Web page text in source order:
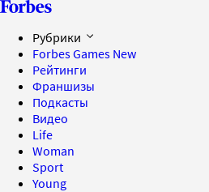
Рубрики
Forbes Games New
Рейтинги
Франшизы
Подкасты
Видео
Life
Woman
Sport
Young